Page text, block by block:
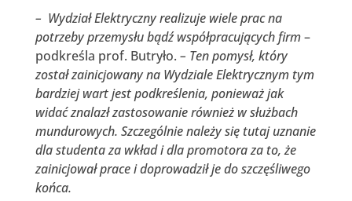
– Wydział Elektryczny realizuje wiele prac na
potrzeby przemysłu bądź współpracujących firm–
podkreśla prof. Butryło. – Ten pomysł, który
został zainicjowany na Wydziale Elektrycznym tym
bardziej wart jest podkreślenia, ponieważ jak
widać znalazł zastosowanie również w służbach
mundurowych. Szczególnie należy się tutaj uznanie
dla studenta za wkład i dla promotora za to, że
zainicjował prace i doprowadził je do szczęśliwego
końca.